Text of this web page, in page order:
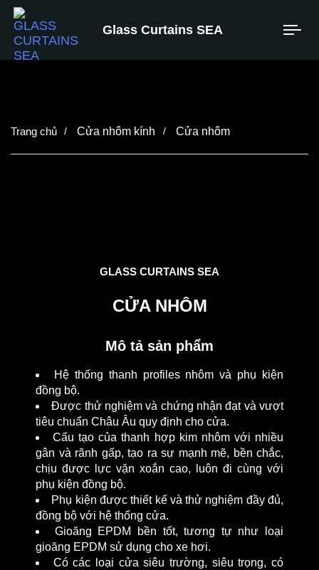
Glass Curtains SEA
Cửa nhôm kính Cửa nhôm
GLASS CURTAINS SEA
CỬA NHÔM
Mô tả sản phẩm
Hệ thống thanh profiles nhôm và phụ kiện
đồng bộ.
Được thử nghiệm và chứng nhận đạt và vượt
tiêu chuẩn Châu Âu quy định cho cửa.
Cấu tạo của thanh hợp kim nhôm với nhiều
gân và rãnh gấp, tạo ra sự mạnh mẽ, bền chắc,
chịu được lực vặn xoắn cao, luôn đi cùng với
phụ kiện đồng bộ.
Phụ kiện được thiết kế và thử nghiệm đầy đủ,
đồng bộ với hệ thống cửa.
Gioăng EPDM bền tốt, tương tự như loại
gioăng EPDM sử dụng cho xe hơi.
Có các loại cửa siêu trường, siêu trọng, có